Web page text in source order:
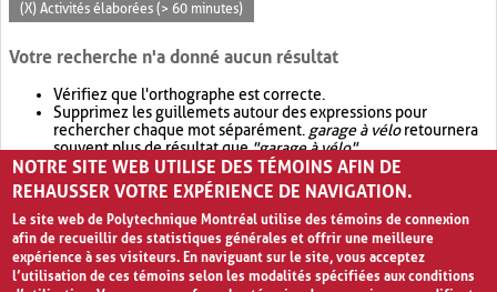
(X) Activités élaborées (> 60 minutes)
Votre recherche n'a donné aucun résultat
Vérifiez que l'orthographe est correcte.
Supprimez les guillemets autour des expressions pour
rechercher chaque mot séparément. garage à véloretournera
souvent plus de résultat que"garage à vélo".
Envisagez d'élargir votre recherche avec OR.garage OR vélo
retournera souvent plus de résultat quegarage à vélo
NOTRE SITE WEB UTILISE DES TÉMOINS AFIN DE
REHAUSSER VOTRE EXPÉRIENCE DE NAVIGATION.
Le site web de Polytechnique Montréal utilise des témoins de connexion
afin de recueillir des statistiques générales et offrir une meilleure
expérience à ses visiteurs. En naviguant sur le site, vous acceptez
l’utilisation de ces témoins selon les modalités spécifiées aux conditions